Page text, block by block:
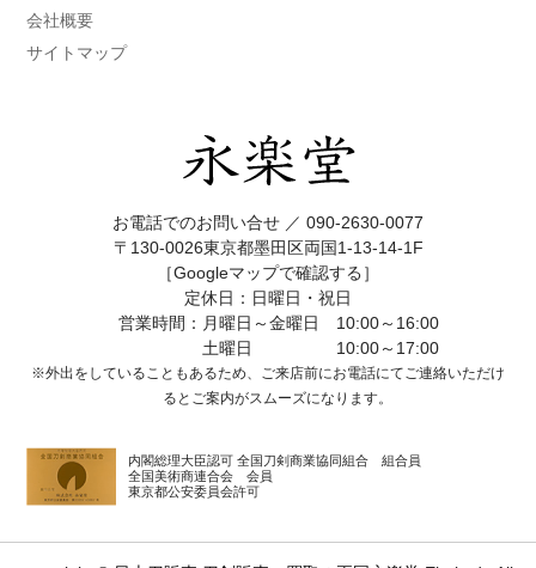
会社概要
サイトマップ
お電話でのお問い合せ ／ 090-2630-0077
〒130-0026東京都墨田区両国1-13-14-1F
［Googleマップで確認する］
定休日：日曜日・祝日
営業時間：月曜日～金曜日 10:00～16:00
土曜日 10:00～17:00
※外出をしていることもあるため、ご来店前にお電話にてご連絡いただけ
ると ご案内がスムーズになります。
内閣総理大臣認可 全国刀剣商業協同組合 組合員
全国美術商連合会 会員
東京都公安委員会許可